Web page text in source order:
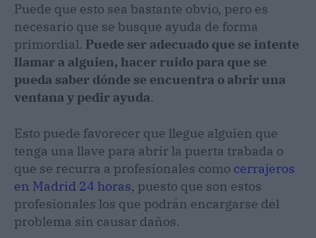
Puede que esto sea bastante obvio, pero es
necesario que se busque ayuda de forma
primordial. Puede ser adecuado que se intente
llamar a alguien, hacer ruido para que se
pueda saber dónde se encuentra o abrir una
ventana y pedir ayuda.
Esto puede favorecer que llegue alguien que
tenga una llave para abrir la puerta trabada o
que se recurra a profesionales como cerrajeros
en Madrid 24 horas, puesto que son estos
profesionales los que podrán encargarse del
problema sin causar daños.